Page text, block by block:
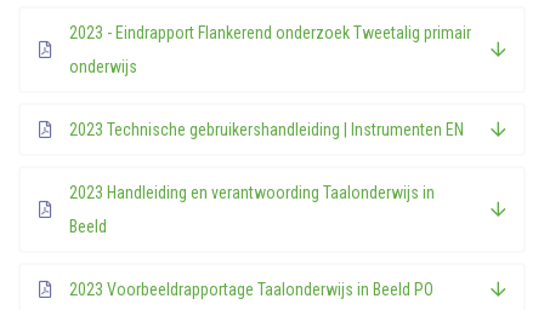
2023 - Eindrapport Flankerend onderzoek Tweetalig primair
onderwijs
2023 Technische gebruikershandleiding | Instrumenten EN
2023 Handleiding en verantwoording Taalonderwijs in
Beeld
2023 Voorbeeldrapportage Taalonderwijs in Beeld PO